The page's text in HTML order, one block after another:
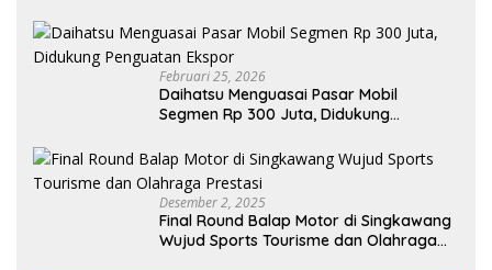
Februari 25, 2026
Daihatsu Menguasai Pasar Mobil
Segmen Rp 300 Juta, Didukung
Desember 2, 2025
Final Round Balap Motor di Singkawang
Wujud Sports Tourisme dan Olahraga